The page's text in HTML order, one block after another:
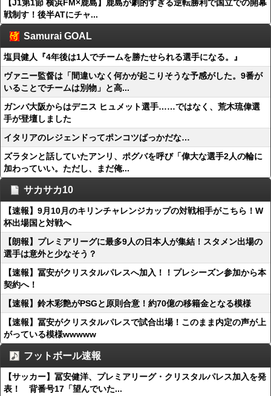
【J1第1節 横浜FM×鹿島】鹿島が劇的すぎる逆転勝利で国立での開幕
戦制す！後半ATにチャ...
Samurai GOAL
塩貝健人『4年後は1人でチームを勝たせられる選手になる。』
ヴァニー監督は「間違いなく何かが起こりそうな予感がした。9番が
いることでチームは別物」と高...
ガンバ大阪からはデニス ヒュメット選手……ではなく、荒木琉偉選
手が登壇しました
イタリアのレジェンドってポンコツばっかだな…
ズラタンと話していたアンリ、ポグバを呼び「偉大な選手2人の輪に
加わっていい。ただし、まだ俺...
サカサカ10
【速報】9月10月のキリンチャレンジカップの対戦相手がこちら！W
杯出場国と対戦へ
【朗報】プレミアリーグに最多9人の日本人が集結！スタメン出場の
選手は意外と少なそう？
【速報】冨安がクリスタルパレスへ加入！！プレシーズン参加から本
契約へ！
【速報】鈴木彩艶がPSGと原則合意！約70億の移籍金となる模様
【速報】冨安がクリスタルパレスで試合出場！このまま内定の声が上
がっている模様wwwww
フットボール速報
【サッカー】冨安健洋、プレミアリーグ・クリスタルパレス加入を発
表！ 背番号17「望んでいた...